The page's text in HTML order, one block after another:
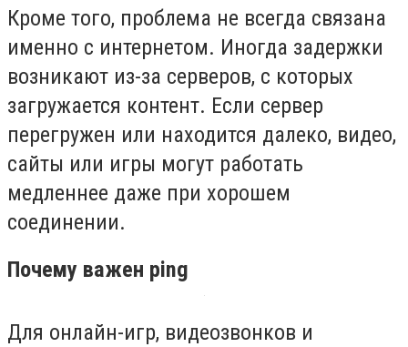
Кроме того, проблема не всегда связана
именно с интернетом. Иногда задержки
возникают из-за серверов, с которых
загружается контент. Если сервер
перегружен или находится далеко, видео,
сайты или игры могут работать
медленнее даже при хорошем
соединении.
Почему важен ping
Для онлайн-игр, видеозвонков и